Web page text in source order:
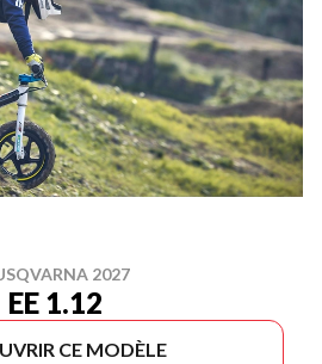
2027
EE 1.12
CE MODÈLE